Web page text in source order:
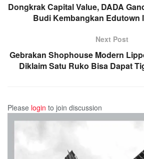
Dongkrak Capital Value, DADA
Budi Kembangkan Edutown
Next Post
Gebrakan Shophouse Modern
Diklaim Satu Ruko Bisa Dapat
Please login to join discussion